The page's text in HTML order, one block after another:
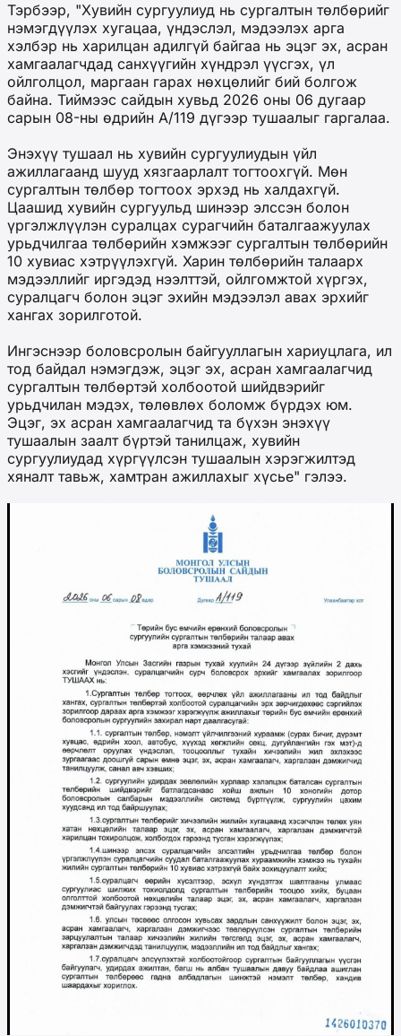
Тэрбээр, "Хувийн сургуулиуд нь сургалтын төлбөрийг
нэмэгдүүлэх хугацаа, үндэслэл, мэдээлэх арга
хэлбэр нь харилцан адилгүй байгаа нь эцэг эх, асран
хамгаалагчдад санхүүгийн хүндрэл үүсгэх, үл
ойлголцол, маргаан гарах нөхцөлийг бий болгож
байна. Тиймээс сайдын хувьд 2026 оны 06 дугаар
сарын 08-ны өдрийн А/119 дүгээр тушаалыг гаргалаа.
Энэхүү тушаал нь хувийн сургуулиудын үйл
ажиллагаанд шууд хязгаарлалт тогтоохгүй. Мөн
сургалтын төлбөр тогтоох эрхэд нь халдахгүй.
Цаашид хувийн сургуульд шинээр элссэн болон
үргэлжлүүлэн суралцах сурагчийн баталгаажуулах
урьдчилгаа төлбөрийн хэмжээг сургалтын төлбөрийн
10 хувиас хэтрүүлэхгүй. Харин төлбөрийн талаарх
мэдээллийг иргэдэд нээлттэй, ойлгомжтой хүргэх,
суралцагч болон эцэг эхийн мэдээлэл авах эрхийг
хангах зорилготой.
Ингэснээр боловсролын байгууллагын хариуцлага, ил
тод байдал нэмэгдэж, эцэг эх, асран хамгаалагчид
сургалтын төлбөртэй холбоотой шийдвэрийг
урьдчилан мэдэх, төлөвлөх боломж бүрдэх юм.
Эцэг, эх асран хамгаалагчид та бүхэн энэхүү
тушаалын заалт бүртэй танилцаж, хувийн
сургуулиудад хүргүүлсэн тушаалын хэрэгжилтэд
хяналт тавьж, хамтран ажиллахыг хүсье" гэлээ.